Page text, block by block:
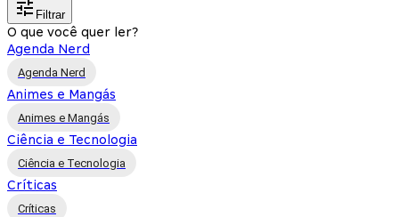
Filtrar
O que você quer ler?
Agenda Nerd
Agenda Nerd
Animes e Mangás
Animes e Mangás
Ciência e Tecnologia
Ciência e Tecnologia
Críticas
Críticas